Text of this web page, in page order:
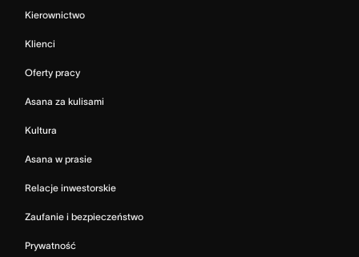
Kierownictwo
Klienci
Oferty pracy
Asana za kulisami
Kultura
Asana w prasie
Relacje inwestorskie
Zaufanie i bezpieczeństwo
Prywatność